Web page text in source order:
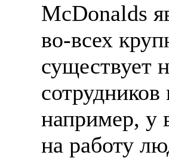
McDonalds
во-всех
существует
например, у
на работу